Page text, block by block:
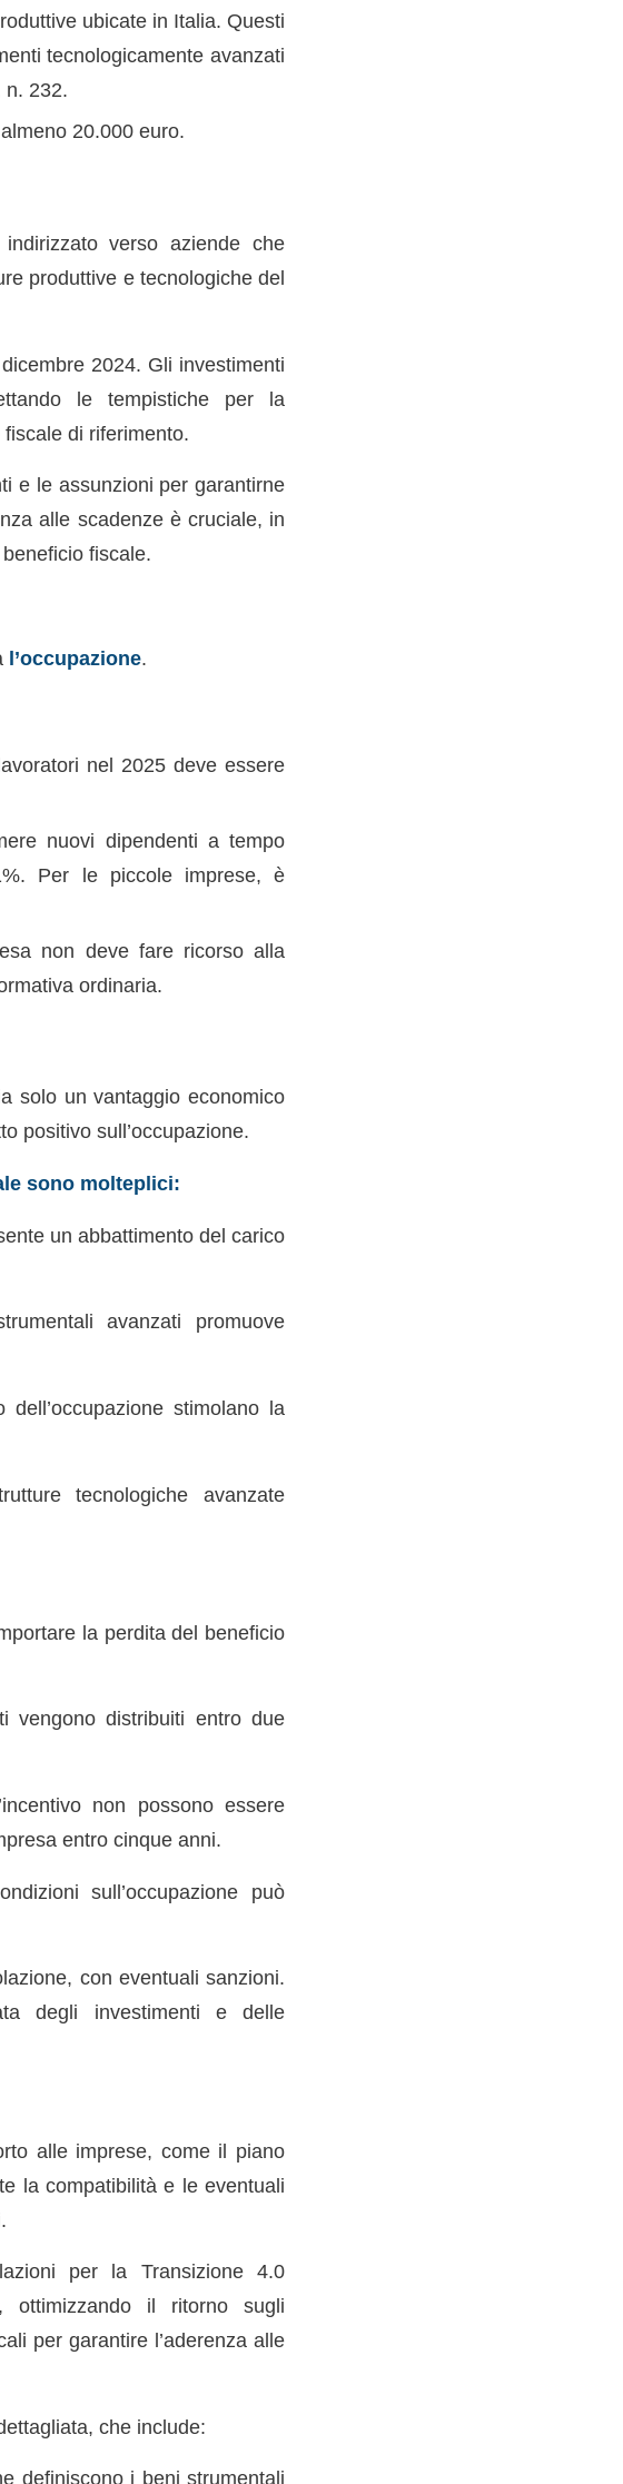
ubicate in Italia. Questi
tecnologicamente avanzati
n. 232.
20.000 euro.
verso aziende che
produttive e tecnologiche del
2024. Gli investimenti
le tempistiche per la
di riferimento.
e le assunzioni per garantirne
alle scadenze è cruciale, in
fiscale.
l’occupazione.
nel 2025 deve essere
nuovi dipendenti a tempo
Per le piccole imprese, è
non deve fare ricorso alla
ordinaria.
solo un vantaggio economico
positivo sull’occupazione.
sono molteplici:
un abbattimento del carico
avanzati promuove
stimolano la
tecnologiche avanzate
la perdita del beneficio
vengono distribuiti entro due
non possono essere
entro cinque anni.
sull’occupazione può
con eventuali sanzioni.
degli investimenti e delle
alle imprese, come il piano
la compatibilità e le eventuali
per la Transizione 4.0
ottimizzando il ritorno sugli
per garantire l’aderenza alle
che include:
definiscono i beni strumentali